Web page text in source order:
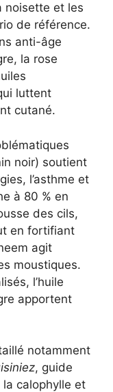
noisette et les
de référence.
anti-âge
la rose
luttent
cutané.
noir) soutient
l’asthme et
à 80 % en
des cils,
en fortifiant
agit
moustiques.
l’huile
apportent
notamment
, guide
calophylle et